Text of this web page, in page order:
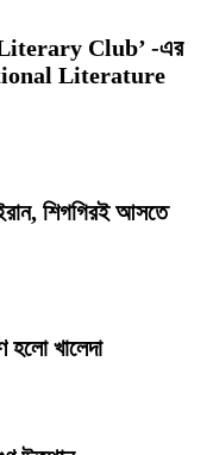
Literary Club’ -এর
Literature
শিগগিরই আসতে
হলো খালেদা